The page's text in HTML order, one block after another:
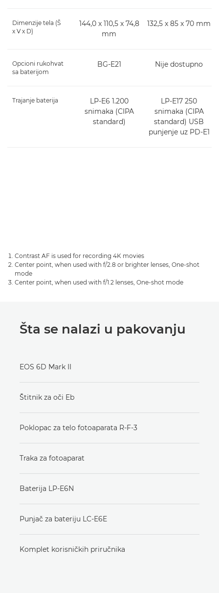
Dimenzije tela (Š
x V x D)
144,0 x 110,5 x 74,8
mm
132,5 x 85 x 70 mm
Opcioni rukohvat
sa baterijom
BG-E21 Nije dostupno
Trajanje baterija
LP-E6 1.200
snimaka (CIPA
standard)
LP-E17 250
snimaka (CIPA
standard) USB
punjenje uz PD-E1
Contrast AF is used for recording 4K movies
Center point, when used with f/2.8 or brighter lenses, One-shot
mode
Center point, when used with f/1.2 lenses, One-shot mode
Šta se nalazi u pakovanju
EOS 6D Mark II
Štitnik za oči Eb
Poklopac za telo fotoaparata R-F-3
Traka za fotoaparat
Baterija LP-E6N
Punjač za bateriju LC-E6E
Komplet korisničkih priručnika